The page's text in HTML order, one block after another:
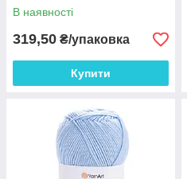
В наявності
319,50 ₴/упаковка
Купити